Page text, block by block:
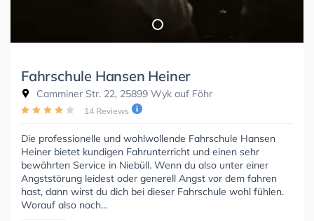
Fahrschule Hansen Heiner
Camminer Str. 22, 25899 Wyk auf Föhr
14 Reviews
Die professionelle und wohlwollende Fahrschule Hansen
Heiner bietet kundigen Fahrunterricht und einen sehr
bewährten Service in Niebüll. Wenn du also unter einer
Angststörung leidest oder generell Angst vor dem fahren
hast, dann wirst du dich bei dieser Fahrschule wohl fühlen.
Worauf also noch...